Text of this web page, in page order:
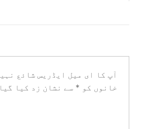
آپ کا ای میل ایڈریس شائع
خانوں کو * سے نشان زد کیا